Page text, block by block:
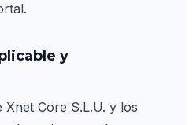
y
Core S.L.U. y los